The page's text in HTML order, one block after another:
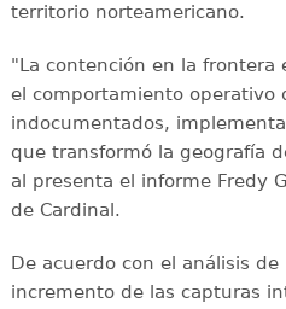
territorio norteamericano.
"La contención en la frontera
el comportamiento operativo
indocumentados,
que transformó la geografía
al presenta el informe Fredy
de Cardinal.
De acuerdo con el análisis de
incremento de las capturas